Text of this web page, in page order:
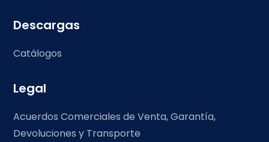
Descargas
Catálogos
Legal
Acuerdos Comerciales de Venta, Garantía,
Devoluciones y Transporte